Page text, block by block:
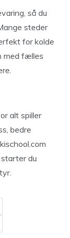
så du
steder
for kolde
med fælles
alt spiller
bedre
du